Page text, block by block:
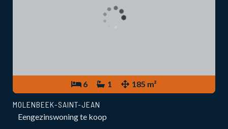
6 1 185 m²
MOLENBEEK-SAINT-JEAN
Eengezinswoning te koop